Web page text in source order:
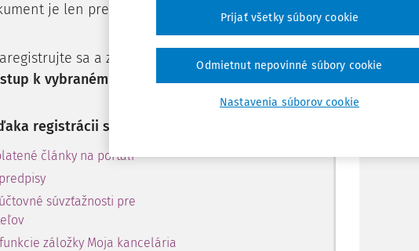
je len pre predplatiteľov.
sa a získajte
k vybranému obsahu na 10 dní.
registrácii si môžete
články na portáli
súvzťažnosti pre
záložky Moja kancelária
Nastavenia súborov cookie
Odmietnut nepovinné súbory cookie
Prijať všetky súbory cookie